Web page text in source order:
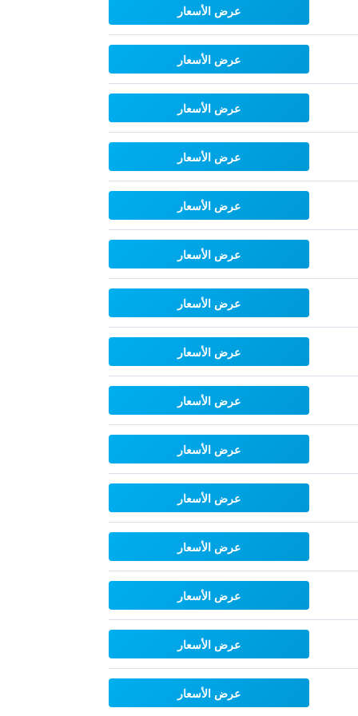
عرض الأسعار
عرض الأسعار
عرض الأسعار
عرض الأسعار
عرض الأسعار
عرض الأسعار
عرض الأسعار
عرض الأسعار
عرض الأسعار
عرض الأسعار
عرض الأسعار
عرض الأسعار
عرض الأسعار
عرض الأسعار
عرض الأسعار